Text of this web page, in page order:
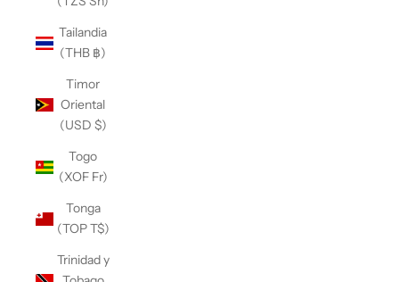
Tailandia
(THB ฿)
Timor
Oriental
(USD $)
Togo
(XOF Fr)
Tonga
(TOP T$)
Trinidad y